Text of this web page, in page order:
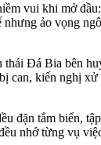
vui khi mở
ảo vọng
Đá Bia bên
can, kiến nghị
đặn tắm biển,
nhớ từng vụ